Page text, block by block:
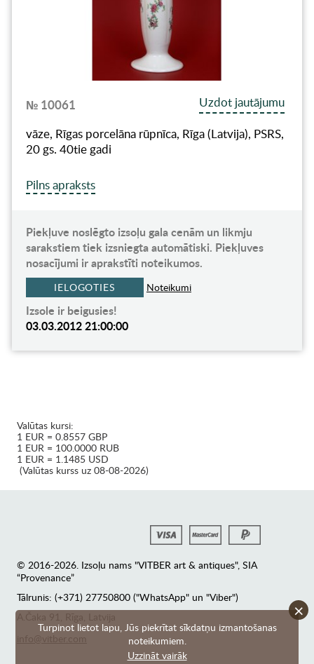
№ 10061
Uzdot jautājumu
vāze, Rīgas porcelāna rūpnīca, Rīga (Latvija), PSRS,
20 gs. 40tie gadi
Pilns apraksts
Piekļuve noslēgto izsoļu gala cenām un likmju
sarakstiem tiek izsniegta automātiski. Piekļuves
nosacījumi ir aprakstīti noteikumos.
IELOGOTIES Noteikumi
Izsole ir beigusies!
03.03.2012 21:00:00
Turpinot lietot lapu, Jūs piekrītat sīkdatņu izmantošanas
noteikumiem.
Uzzināt vairāk
×
Valūtas kursi:
1 EUR = 0.8557 GBP
1 EUR = 100.0000 RUB
1 EUR = 1.1485 USD
(Valūtas kurss uz 08-08-2026)
© 2016-2026. Izsoļu nams "VITBER art & antiques", SIA
“Provenance”
Tālrunis: (+371) 27750800 ("WhatsApp" un "Viber")